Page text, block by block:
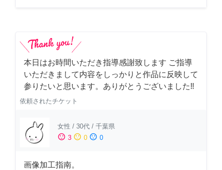
本日はお時間いただき指導感謝致します ご指導
いただきまして内容をしっかりと作品に反映して
参りたいと思います。ありがとうございました‼️
依頼されたチケット
女性 / 30代 / 千葉県
sentiment_satisfied 3 sentiment_neutral 0 sentiment_dissatisfied 0
画像加工指南。